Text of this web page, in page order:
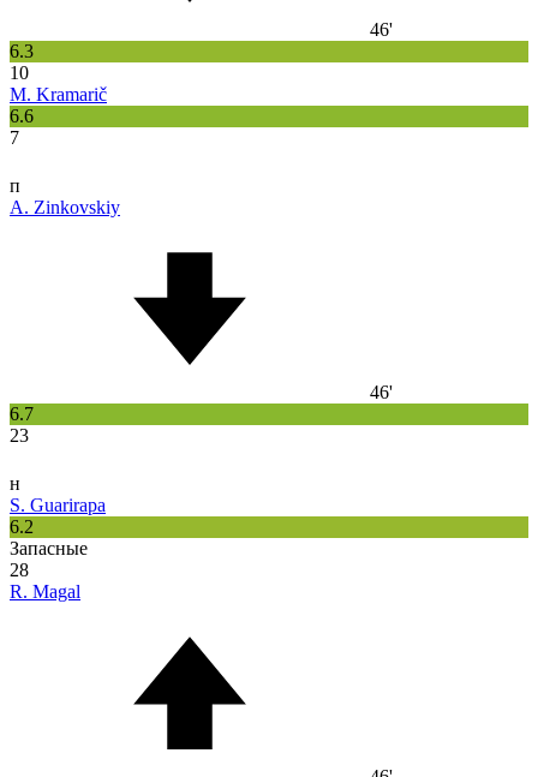
46'
6.3
10
M. Kramarič
6.6
7
п
A. Zinkovskiy
46'
6.7
23
н
S. Guarirapa
6.2
Запасные
28
R. Magal